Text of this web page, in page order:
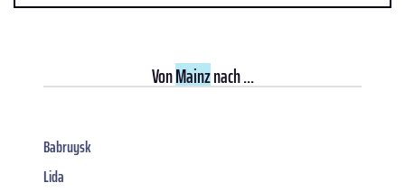
VonMainznach ...
Babruysk
Lida